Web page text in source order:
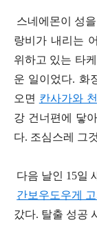
스네에몬이 성
랑비가 내리는
위하고 있는 타
운 일이었다. 화
오면 칸사가와
강 건너편에 닿
다. 조심스레 그
다음 날인 15일
간보우도우게
갔다. 탈출 성공